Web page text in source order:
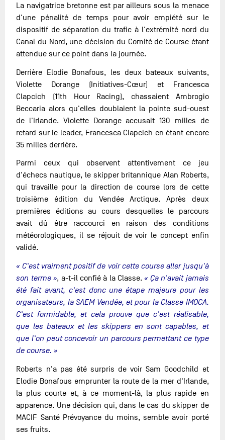
La navigatrice bretonne est par ailleurs sous la menace
d'une pénalité de temps pour avoir empiété sur le
dispositif de séparation du trafic à l'extrémité nord du
Canal du Nord, une décision du Comité de Course étant
attendue sur ce point dans la journée.
Derrière Elodie Bonafous, les deux bateaux suivants,
Violette Dorange (Initiatives-Cœur) et Francesca
Clapcich (11th Hour Racing), chassaient Ambrogio
Beccaria alors qu'elles doublaient la pointe sud-ouest
de l'Irlande. Violette Dorange accusait 130 milles de
retard sur le leader, Francesca Clapcich en étant encore
35 milles derrière.
Parmi ceux qui observent attentivement ce jeu
d'échecs nautique, le skipper britannique Alan Roberts,
qui travaille pour la direction de course lors de cette
troisième édition du Vendée Arctique. Après deux
premières éditions au cours desquelles le parcours
avait dû être raccourci en raison des conditions
météorologiques, il se réjouit de voir le concept enfin
validé.
« C'est vraiment positif de voir cette course aller jusqu'à
son terme », a-t-il confié à la Classe. « Ça n'avait jamais
été fait avant, c'est donc une étape majeure pour les
organisateurs, la SAEM Vendée, et pour la Classe IMOCA.
C'est formidable, et cela prouve que c'est réalisable,
que les bateaux et les skippers en sont capables, et
que l'on peut concevoir un parcours permettant ce type
de course. »
Roberts n'a pas été surpris de voir Sam Goodchild et
Elodie Bonafous emprunter la route de la mer d'Irlande,
la plus courte et, à ce moment-là, la plus rapide en
apparence. Une décision qui, dans le cas du skipper de
MACIF Santé Prévoyance du moins, semble avoir porté
ses fruits.